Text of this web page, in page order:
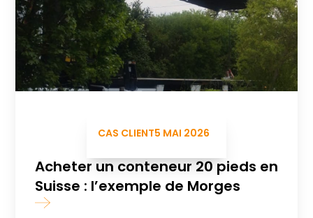
CAS CLIENT5 MAI 2026
Acheter un conteneur 20 pieds en
Suisse : l’exemple de Morges